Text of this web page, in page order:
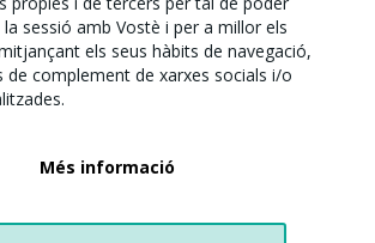
sessió amb Vostè i per a millor els
els seus hàbits de navegació,
de complement de xarxes socials i/o
Més informació